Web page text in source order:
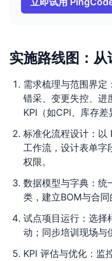
实施路线图：
需求梳理与范围界定
错采、变更失控、进
KPI（如CPI、库存差
标准化流程设计：
工作流，设计表单字
权限。
数据模型与字典：统
类，建立BOM与合同
试点项目运行：选择
动；同步培训现场与
KPI 评估与优化：监